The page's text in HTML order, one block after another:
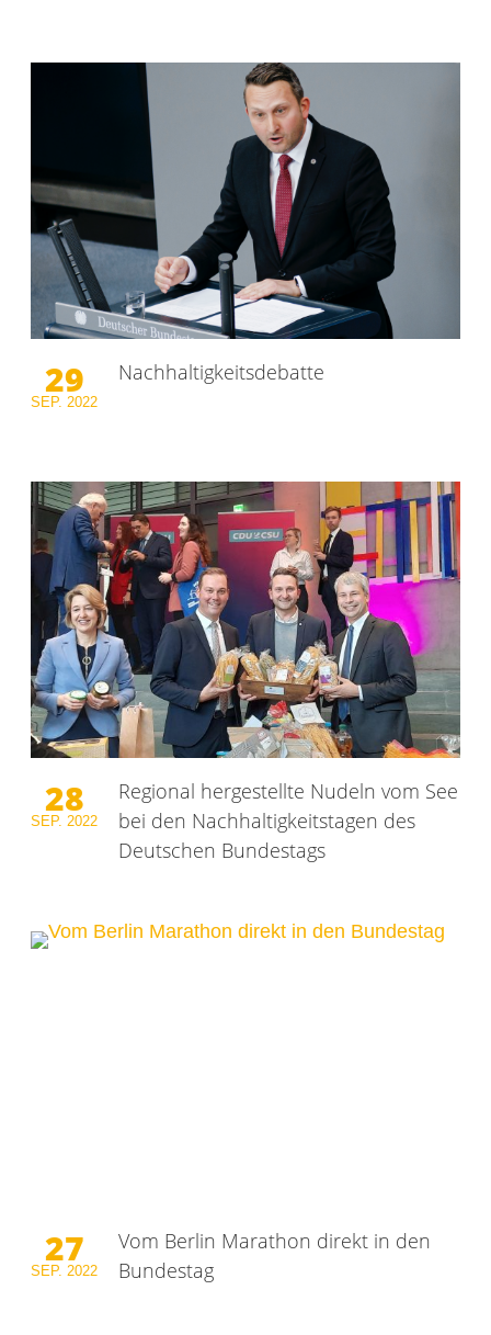
29
SEP.2022
Nachhaltigkeitsdebatte
28
SEP. 2022
Regional hergestellte Nudeln vom See
bei den Nachhaltigkeitstagen des
Deutschen Bundestags
27
SEP. 2022
Vom Berlin Marathon direkt in den
Bundestag